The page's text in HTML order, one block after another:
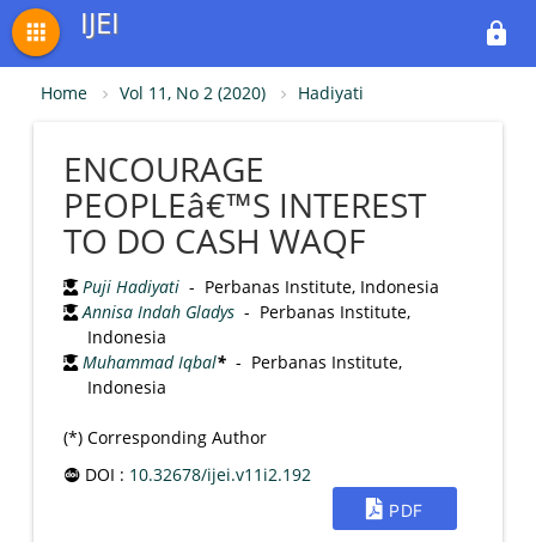
IJEI lock
apps
Home Vol 11, No 2 (2020) Hadiyati
ENCOURAGE
PEOPLEâ€™S INTEREST
TO DO CASH WAQF
Puji Hadiyati- Perbanas Institute, Indonesia
Annisa Indah Gladys- Perbanas Institute,
Indonesia
Muhammad Iqbal*- Perbanas Institute,
Indonesia
(*) Corresponding Author
DOI : 10.32678/ijei.v11i2.192
PDF